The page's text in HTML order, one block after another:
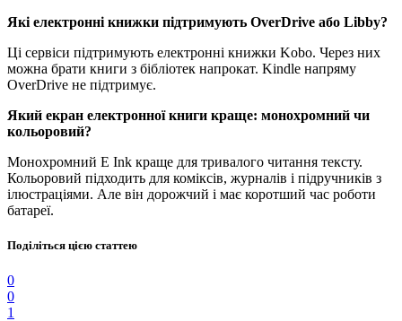
Які електронні книжки підтримують OverDrive або Libby?
Ці сервіси підтримують електронні книжки Kobo. Через них
можна брати книги з бібліотек напрокат. Kindle напряму
OverDrive не підтримує.
Який екран електронної книги краще: монохромний чи
кольоровий?
Монохромний E Ink краще для тривалого читання тексту.
Кольоровий підходить для коміксів, журналів і підручників з
ілюстраціями. Але він дорожчий і має коротший час роботи
батареї.
Поділіться цією статтею
0
0
1